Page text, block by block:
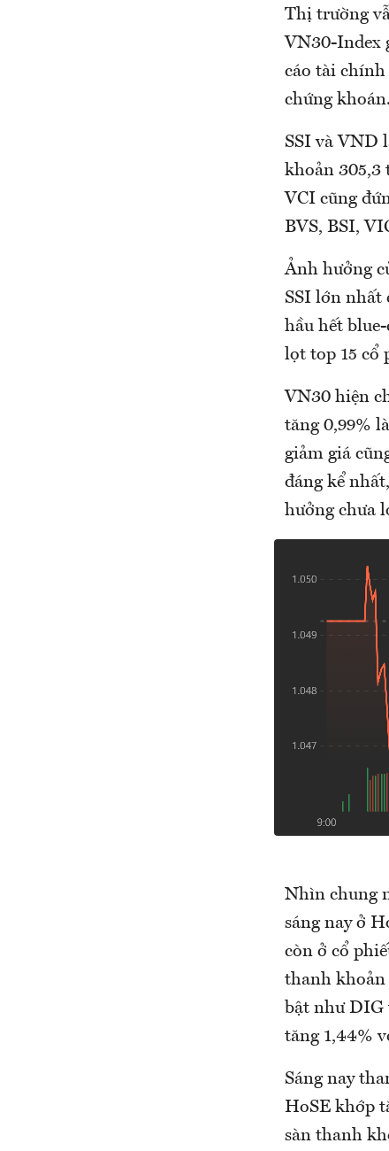
Thị trường
VN30-Index
cáo tài
chứng khoán.
SSI và VND
khoản 305,3
VCI cũng
BVS, BSI,
Ảnh hưởng
SSI lớn nhất
hầu hết
lọt top 15 cổ
VN30 hiện
tăng 0,99%
giảm giá
đáng kể
hưởng chưa
Nhìn chung
sáng nay ở
còn ở cổ
thanh khoản
bật như DIG
tăng 1,44%
Sáng nay
HoSE khớp
sàn thanh